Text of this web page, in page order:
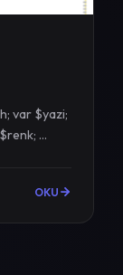
= $renk; ...
OKU